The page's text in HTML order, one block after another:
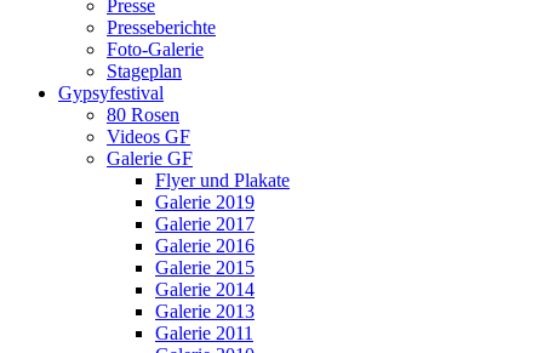
Presse
Presseberichte
Foto-Galerie
Stageplan
Gypsyfestival
80 Rosen
Videos GF
Galerie GF
Flyer und Plakate
Galerie 2019
Galerie 2017
Galerie 2016
Galerie 2015
Galerie 2014
Galerie 2013
Galerie 2011